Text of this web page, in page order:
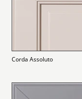
Corda Assoluto